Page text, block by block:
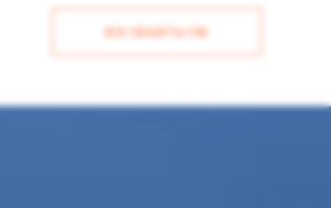
ВСЕ ОБЪЕКТЫ ГАБ